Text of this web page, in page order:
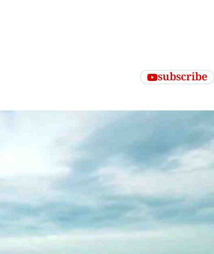
subscribe